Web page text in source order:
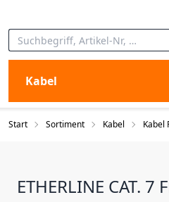
Kabel
Start Sortiment Kabel Kabel
ETHERLINE CAT. 7